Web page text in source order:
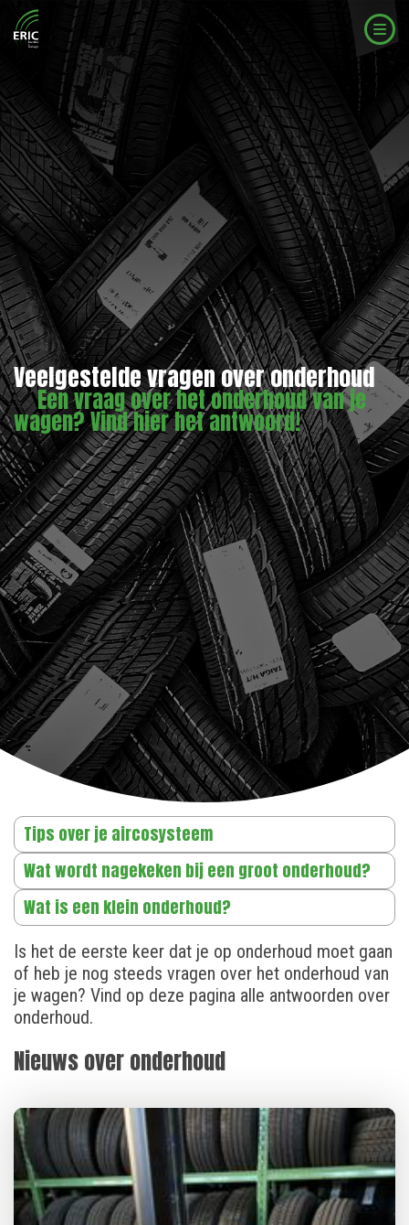
Veelgestelde vragen over onderhoud
Een vraag over het onderhoud van je
wagen? Vind hier het antwoord!
Tips over je aircosysteem
Wat wordt nagekeken bij een groot onderhoud?
Wat is een klein onderhoud?
Is het de eerste keer dat je op onderhoud moet gaan
of heb je nog steeds vragen over het onderhoud van
je wagen? Vind op deze pagina alle antwoorden over
onderhoud.
Nieuws over onderhoud